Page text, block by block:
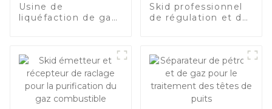
Usine de
liquéfaction de gaz
Skid professionnel
de régulation et de